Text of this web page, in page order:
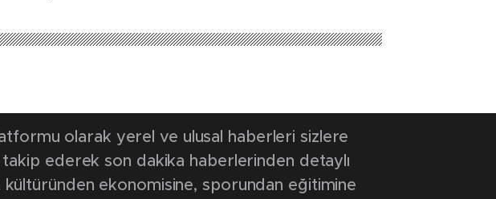
olarak yerel ve ulusal haberleri sizlere
ederek son dakika haberlerinden detaylı
ekonomisine, sporundan eğitimine